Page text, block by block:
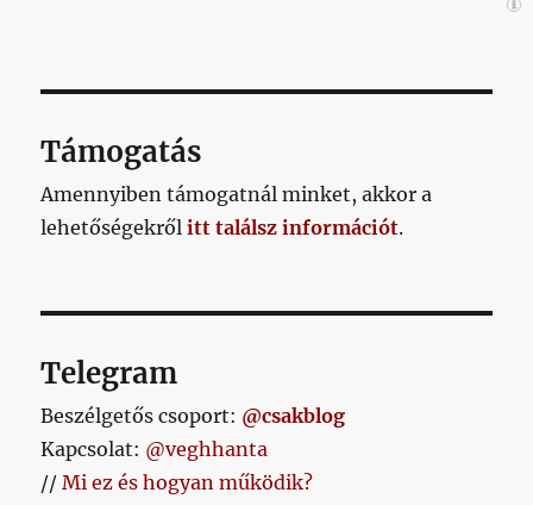
Támogatás
Amennyiben támogatnál minket, akkor a
lehetőségekrőlitt találsz információt.
Telegram
Beszélgetős csoport: @csakblog
Kapcsolat: @veghhanta
//Mi ez és hogyan működik?